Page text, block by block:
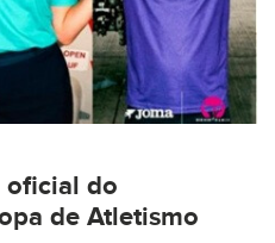
oficial do
de Atletismo